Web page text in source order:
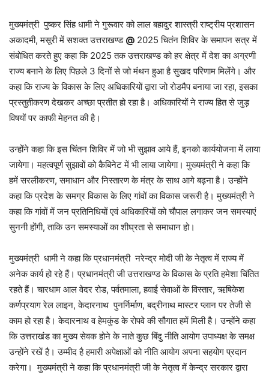
मुख्यमंत्री पुष्कर सिंह धामी ने गुरूवार को लाल बहादुर शास्त्री राष्ट्रीय प्रशासन
अकादमी, मसूरी में सशक्त उत्तराखण्ड @ 2025 चितंन शिविर के समापन सत्र में
संबोधित करते हुए कहा कि 2025 तक उत्तराखण्ड को हर क्षेत्र में देश का अग्रणी
राज्य बनाने के लिए पिछले 3 दिनों से जो मंथन हुआ है सुखद परिणाम मिलेंगे। और
कहा कि राज्य के विकास के लिए अधिकारियों द्वारा जो रोडमैप बनाया जा रहा, इसका
प्रस्तुतीकरण देखकर अच्छा प्रतीत हो रहा है। अधिकारियों ने राज्य हित से जुड़
विषयों पर काफी मेहनत की है।
उन्होंने कहा कि इस चिंतन शिविर में जो भी सुझाव आये हैं, इनको कार्ययोजना में लाया
जायेगा। महत्वपूर्ण सुझावों को कैबिनेट में भी लाया जायेगा। मुख्यमंत्री ने कहा कि
हमें सरलीकरण, समाधान और निस्तारण के मंत्र के साथ आगे बढ़ना है। उन्होंने
कहा कि प्रदेश के समग्र विकास के लिए गांवों का विकास जरूरी है। मुख्यमंत्री ने
कहा कि गांवों में जन प्रतिनिधियों एवं अधिकारियों को चौपाल लगाकर जन समस्याएं
सुननी होंगी, ताकि उन समस्याओं का शीघ्रता से समाधान हो।
मुख्यमंत्री धामी ने कहा कि प्रधानमंत्री नरेन्द्र मोदी जी के नेतृत्व में राज्य में
अनेक कार्य हो रहे हैं। प्रधानमंत्री जी उत्तराखण्ड के विकास के प्रति हमेशा चिंतित
रहते हैं। चारधाम आल वेदर रोड, पर्वतमाला, हवाई सेवाओं के विस्तार, ऋषिकेश
कर्णप्रयाग रेल लाइन, केदारनाथ पुनर्निर्माण, बद्रीनाथ मास्टर प्लान पर तेजी से
काम हो रहा है। केदारनाथ व हेमकुंड के रोपवे की सौगात हमें मिली है। उन्होंने कहा
कि उत्तराखंड का मुख्य सेवक होने के नाते कुछ बिंदु नीति आयोग उपाध्यक्ष के समक्ष
उन्होंने रखें है। उम्मीद है हमारी अपेक्षाओं को नीति आयोग अपना सहयोग प्रदान
करेगा। मुख्यमंत्री ने कहा कि प्रधानमंत्री जी के नेतृत्व में केन्द्र सरकार द्वारा